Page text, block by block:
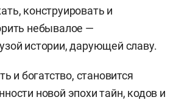
конструировать и
небывалое —
истории, дарующей славу.
и богатство, становится
новой эпохи тайн, кодов и